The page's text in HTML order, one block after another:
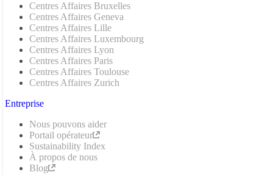
Centres Affaires Bruxelles
Centres Affaires Geneva
Centres Affaires Lille
Centres Affaires Luxembourg
Centres Affaires Lyon
Centres Affaires Paris
Centres Affaires Toulouse
Centres Affaires Zurich
Entreprise
Nous pouvons aider
Portail opérateur
Sustainability Index
À propos de nous
Blog